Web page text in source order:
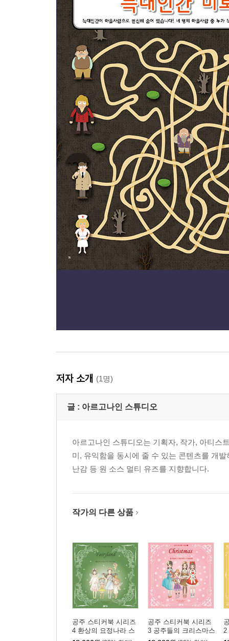
저자 소개 (1명)
글 : 아르고나인 스튜디오
아르고나인 스튜디오는 기획자, 작가, 아티스
미, 유익함을 동시에 줄 수 있는 콘텐츠를 개
난감 등 원 소스 멀티 유즈를 지향합니다.
작가의 다른 상품
공주 스티커북 시리즈
4 환상의 요정나라 스
티커북
공주 스티커북 시리즈
3 공주들의 크리스마스
스티커북
2